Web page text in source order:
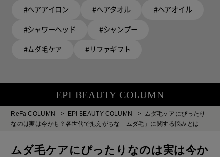
#ヘアアイロン #ヘアタオル #ヘアオイル
#シャワーヘッド #シャンプー
#ムダ毛ケア #リファギフト
EPI BEAUTY COLUMN
ReFa COLUMN > EPI BEAUTY COLUMN >
ムダ毛ケアにぴったり
なのは実は今かも？各世代で抱えがちな「ムダ毛」に関する悩みとは
ムダ毛ケアにぴったりなのは実は今か